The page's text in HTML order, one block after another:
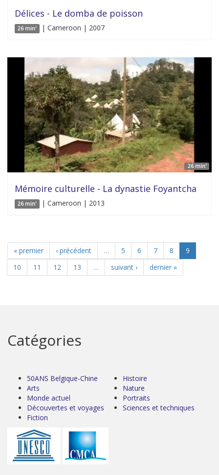
Délices - Le domba de poisson
26 min' | Cameroon | 2007
26 min'
Mémoire culturelle - La dynastie Foyantcha
26 min' | Cameroon | 2013
« premier ‹ précédent … 5 6 7 8
9
10
11 12 13 … suivant › dernier »
Catégories
50ANS Belgique-Chine
Arts
Monde actuel
Découvertes et voyages
Fiction
Histoire
Nature
Portraits
Sciences et techniques